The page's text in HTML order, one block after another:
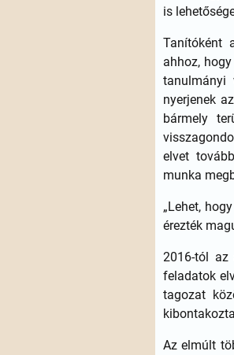
is
Tanítóként
ahhoz,
tanulmányi
nyerjenek
bármely
elvet
munka
„Lehet,
érezték
2016-tól az
feladatok
tagozat
Az elmúlt